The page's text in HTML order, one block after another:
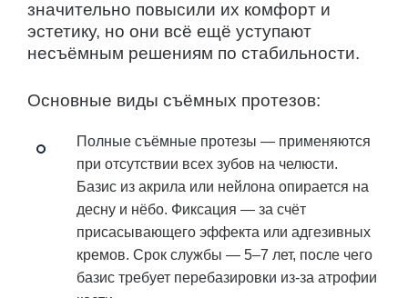
значительно повысили их комфорт и
эстетику, но они всё ещё уступают
несъёмным решениям по стабильности.
Основные виды съёмных протезов:
Полные съёмные протезы — применяются
при отсутствии всех зубов на челюсти.
Базис из акрила или нейлона опирается на
десну и нёбо. Фиксация — за счёт
присасывающего эффекта или адгезивных
кремов. Срок службы — 5–7 лет, после чего
базис требует перебазировки из-за атрофии